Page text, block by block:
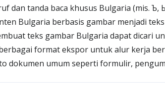
dan tanda baca khusus Bulgaria (mis. Ъ,
Bulgaria berbasis gambar menjadi
teks gambar Bulgaria dapat dicari
format ekspor untuk alur kerja
dokumen umum seperti formulir,